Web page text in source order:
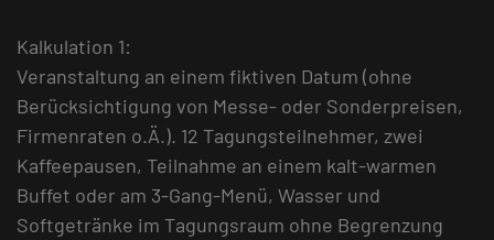
Kalkulation 1:
Veranstaltung an einem fiktiven Datum (ohne
Berücksichtigung von Messe- oder Sonderpreisen,
Firmenraten o.Ä.). 12 Tagungsteilnehmer, zwei
Kaffeepausen, Teilnahme an einem kalt-warmen
Buffet oder am 3-Gang-Menü, Wasser und
Softgetränke im Tagungsraum ohne Begrenzung